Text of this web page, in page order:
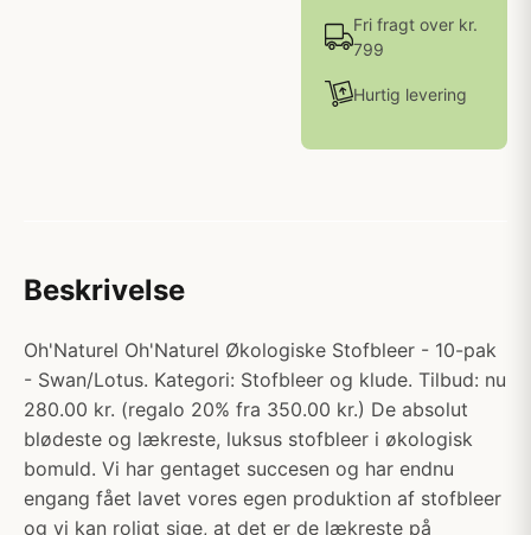
Fri fragt over kr.
799
Hurtig levering
Beskrivelse
Oh'Naturel Oh'Naturel Økologiske Stofbleer - 10-pak
- Swan/Lotus. Kategori: Stofbleer og klude. Tilbud: nu
280.00 kr. (regalo 20% fra 350.00 kr.) De absolut
blødeste og lækreste, luksus stofbleer i økologisk
bomuld. Vi har gentaget succesen og har endnu
engang fået lavet vores egen produktion af stofbleer
og vi kan roligt sige, at det er de lækreste på